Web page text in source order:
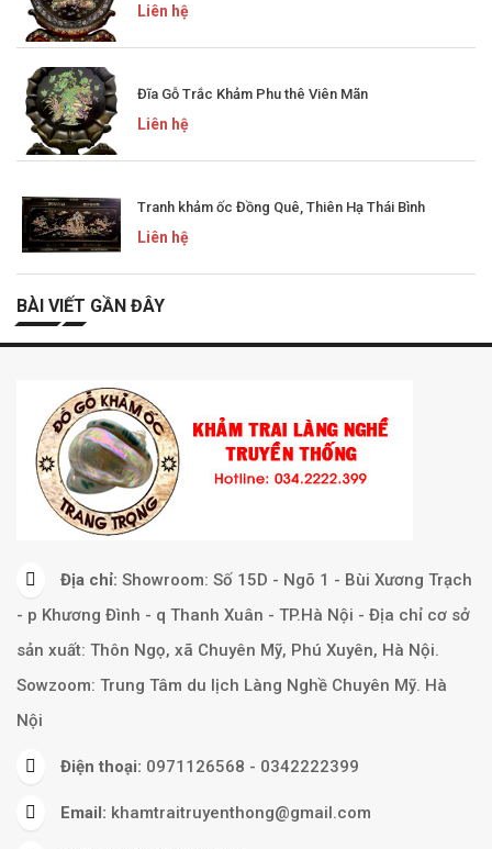
Liên hệ
Đĩa Gỗ Trắc Khảm Phu thê Viên Mãn
Liên hệ
Tranh khảm ốc Đồng Quê, Thiên Hạ Thái Bình
Liên hệ
BÀI VIẾT GẦN ĐÂY
Địa chỉ: Showroom: Số 15D - Ngõ 1 - Bùi Xương Trạch
- p Khương Đình - q Thanh Xuân - TP.Hà Nội - Địa chỉ cơ sở
sản xuất: Thôn Ngọ, xã Chuyên Mỹ, Phú Xuyên, Hà Nội.
Sowzoom: Trung Tâm du lịch Làng Nghề Chuyên Mỹ. Hà
Nội
Điện thoại: 0971126568 - 0342222399
Email: khamtraitruyenthong@gmail.com